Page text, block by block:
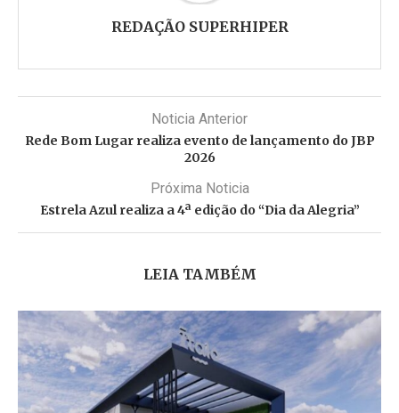
REDAÇÃO SUPERHIPER
Noticia Anterior
Rede Bom Lugar realiza evento de lançamento do JBP
2026
Próxima Noticia
Estrela Azul realiza a 4ª edição do “Dia da Alegria”
LEIA TAMBÉM